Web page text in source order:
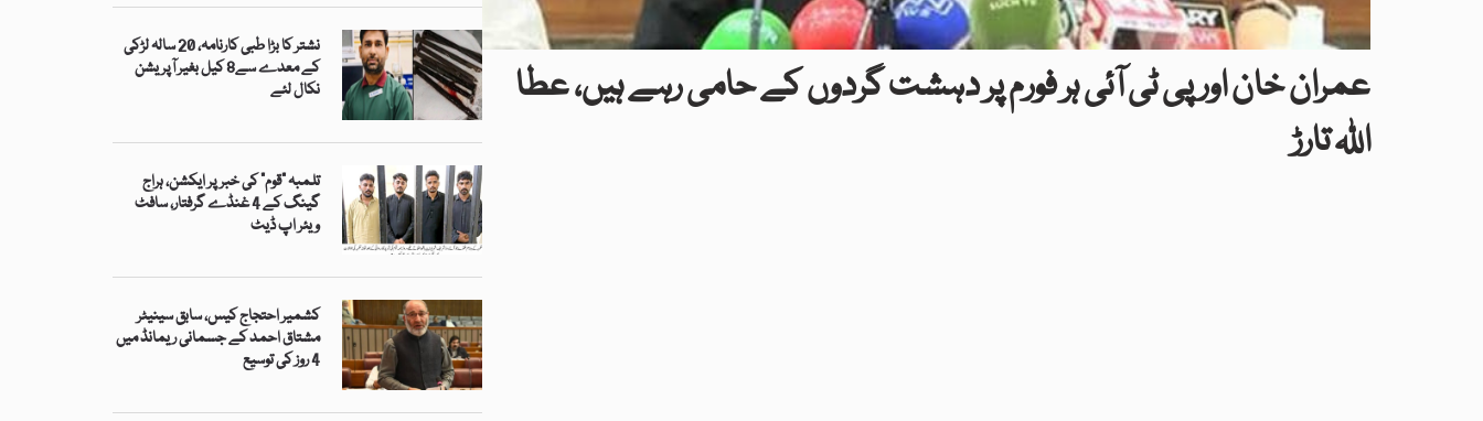
نشتر کا بڑا طبی کارنامہ، 20 سالہ لڑکی
کے معدے سے8 کیل بغیر آپریشن
نکال لئے
تلمبہ “قوم” کی خبر پر ایکشن، ہراج
گینگ کے 4 غنڈے گرفتار، سافٹ
ویئر اپ ڈیٹ
کشمیر احتجاج کیس، سابق سینیٹر
مشتاق احمد کے جسمانی ریمانڈ میں
4 روز کی توسیع
عمران خان اور پی ٹی آئی ہر فورم پر دہشت گردوں کے حامی رہے ہیں، عطا
اللہ تارڑ